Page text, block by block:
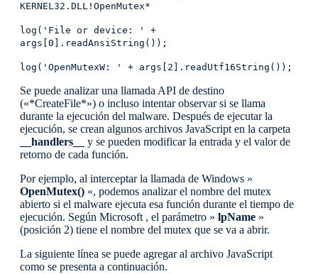
KERNEL32.DLL!OpenMutex*
log('File or device: ' +
args[0].readAnsiString());
log('OpenMutexW: ' + args[2].readUtf16String());
Se puede analizar una llamada API de destino
(«*CreateFile*») o incluso intentar observar si se llama
durante la ejecución del malware. Después de ejecutar la
ejecución, se crean algunos archivos JavaScript en la carpeta
__handlers__
y se pueden modificar la entrada y el valor de
retorno de cada función.
Por ejemplo, al interceptar la llamada de Windows »
OpenMutex() «, podemos analizar el nombre del mutex
abierto si el malware ejecuta esa función durante el tiempo de
ejecución. Según Microsoft , el parámetro » lpName »
(posición 2) tiene el nombre del mutex que se va a abrir.
La siguiente línea se puede agregar al archivo JavaScript
como se presenta a continuación.